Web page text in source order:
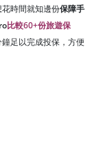
時間就知邊份保障手
比較60+份旅遊保
足以完成投保，方便